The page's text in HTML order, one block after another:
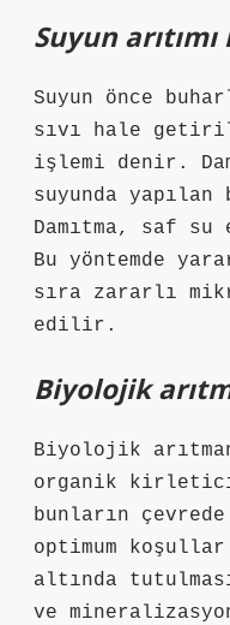
Suyun arıtımı
Suyun önce
sıvı hale
işlemi denir.
suyunda
Damıtma, saf
Bu yöntemde
sıra zararlı
edilir.
Biyolojik
Biyolojik
organik
bunların
optimum
altında
ve